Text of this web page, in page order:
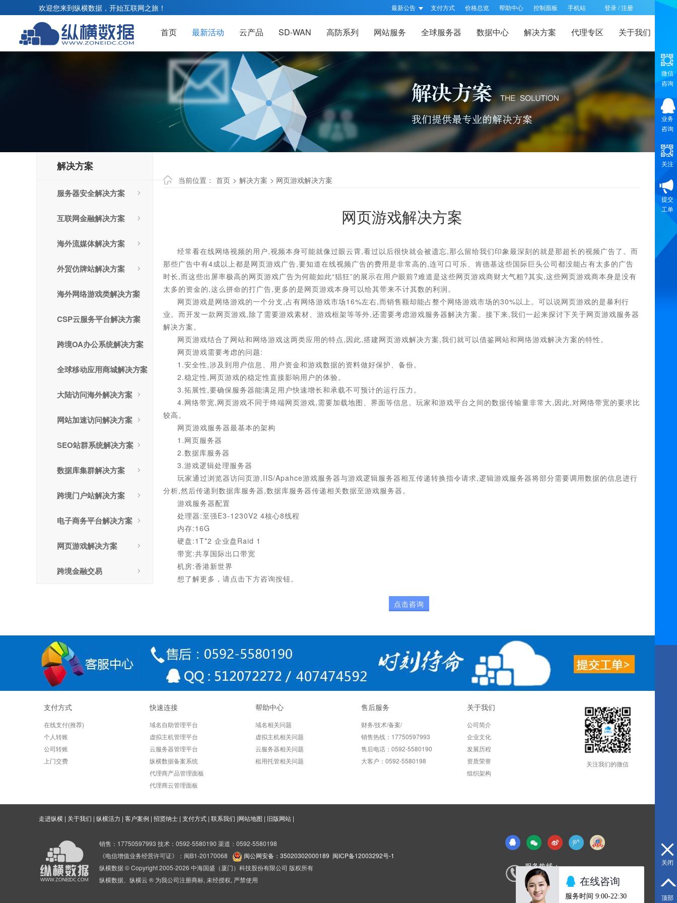
最新公告 支付方式 价格总览 帮助中心 控制面板 手机站 登录/注册
欢迎您来到纵横数据，开始互联网之旅！
首页 最新活动 云产品 SD-WAN 高防系列 网站服务 全球服务器 数据中心 解决方案 代理专区 关于我们
微信
咨询
业务
咨询
关注
提交
工单
关闭
顶部
解决方案
服务器安全解决方案
互联网金融解决方案
海外流媒体解决方案
外贸仿牌站解决方案
海外网络游戏类解决方案
CSP云服务平台解决方案
跨境OA办公系统解决方案
全球移动应用商城解决方案
大陆访问海外解决方案
网站加速访问解决方案
SEO站群系统解决方案
数据库集群解决方案
跨境门户站解决方案
电子商务平台解决方案
网页游戏解决方案
跨境金融交易
当前位置： 首页 > 解决方案 > 网页游戏解决方案
网页游戏解决方案
经常看在线网络视频的用户,视频本身可能就像过眼云霄,看过以后很快就会被遗忘,那么留给我们印象最深刻的就是那超长的视频广告了。而
那些广告中有4成以上都是网页游戏广告,要知道在线视频广告的费用是非常高的,连可口可乐、肯德基这些国际巨头公司都没能占有太多的广告
时长,而这些出屏率极高的网页游戏广告为何能如此“猖狂”的展示在用户眼前?难道是这些网页游戏商财大气粗?其实,这些网页游戏商本身是没有
太多的资金的,这么拼命的打广告,更多的是网页游戏本身可以给其带来不计其数的利润。
网页游戏是网络游戏的一个分支,占有网络游戏市场16%左右,而销售额却能占整个网络游戏市场的30%以上。可以说网页游戏的是暴利行
业。而开发一款网页游戏,除了需要游戏素材、游戏框架等等外,还需要考虑游戏服务器解决方案。接下来,我们一起来探讨下关于网页游戏服务器
解决方案。
网页游戏结合了网站和网络游戏这两类应用的特点,因此,搭建网页游戏解决方案,我们就可以借鉴网站和网络游戏解决方案的特性。
网页游戏需要考虑的问题:
1.安全性,涉及到用户信息、用户资金和游戏数据的资料做好保护、备份。
2.稳定性,网页游戏的稳定性直接影响用户的体验。
3.拓展性,要确保服务器能满足用户快速增长和承载不可预计的运行压力。
4.网络带宽,网页游戏不同于终端网页游戏,需要加载地图、界面等信息。玩家和游戏平台之间的数据传输量非常大,因此,对网络带宽的要求比
较高。
网页游戏服务器最基本的架构
1.网页服务器
2.数据库服务器
3.游戏逻辑处理服务器
玩家通过浏览器访问页游,IIS/Apahce游戏服务器与游戏逻辑服务器相互传递转换指令请求,逻辑游戏服务器将部分需要调用数据的信息进行
分析,然后传递到数据库服务器,数据库服务器传递相关数据至游戏服务器。
游戏服务器配置
处理器:至强E3-1230V2 4核心8线程
内存:16G
硬盘:1T*2 企业盘Raid 1
带宽:共享国际出口带宽
机房:香港新世界
想了解更多，请点击下方咨询按钮。
点击咨询
支付方式
在线支付(推荐)
个人转账
公司转账
上门交费
快速连接
域名自助管理平台
虚拟主机管理平台
云服务器管理平台
纵横数据备案系统
代理商产品管理面板
代理商云管理面板
帮助中心
域名相关问题
虚拟主机相关问题
云服务器相关问题
租用托管相关问题
售后服务
财务/技术/备案/
销售热线：17750597993
售后电话：0592-5580190
大客户：0592-5580198
关于我们
公司简介
企业文化
发展历程
资质荣誉
组织架构
关注我们的微信
走进纵横 | 关于我们 | 纵横活力 | 客户案例 | 招贤纳士 | 支付方式 | 联系我们 |网站地图 | 旧版网站 |
销售：17750597993 技术：0592-5580190 渠道：0592-5580198
《电信增值业务经营许可证》：闽B1-20170068
闽公网安备：35020302000189 闽ICP备12003292号-1
纵横数据 © Copyright 2005-2026 中海国盛（厦门）科技股份有限公司 版权所有
纵横数据、纵横云 ® 为我公司注册商标, 未经授权, 严禁使用
服务热线：
0592-5580190